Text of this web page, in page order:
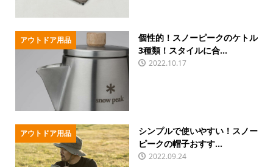
アウトドア用品
個性的！スノーピークのケトル
3種類！スタイルに合...
2022.10.17
アウトドア用品
シンプルで使いやすい！スノー
ピークの帽子おすす...
2022.09.24